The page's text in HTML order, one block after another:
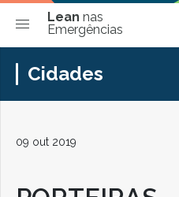
Lean nas
Emergências
Cidades
09 out 2019